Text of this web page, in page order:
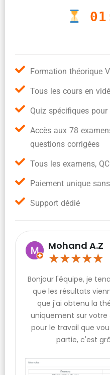
Formation théorique
Tous les cours en
Quiz spécifiques
Accès aux 78
questions corrigées
Tous les examens,
Paiement unique
Support dédié
Mohand A.Z
★★★★★
Bonjour l'équipe, je
que les résultats
que j'ai obtenu la
uniquement sur votre
pour le travail que
partie, c'est